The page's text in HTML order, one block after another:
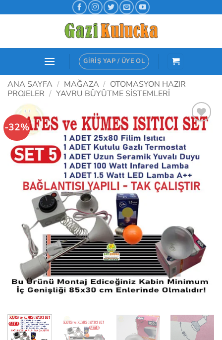
atla
GIRIŞ YAP / ÜYE OL
ANA SAYFA / MAĞAZA / OTOMASYON HAZIR
PROJELER / YAVRU BÜYÜTME SISTEMLERI
-32%
İstek